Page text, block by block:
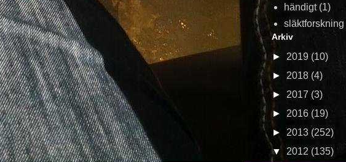
händigt (1)
släktforskning
Arkiv
► 2019 (10)
► 2018 (4)
► 2017 (3)
► 2016 (19)
► 2013 (252)
▼ 2012 (135)